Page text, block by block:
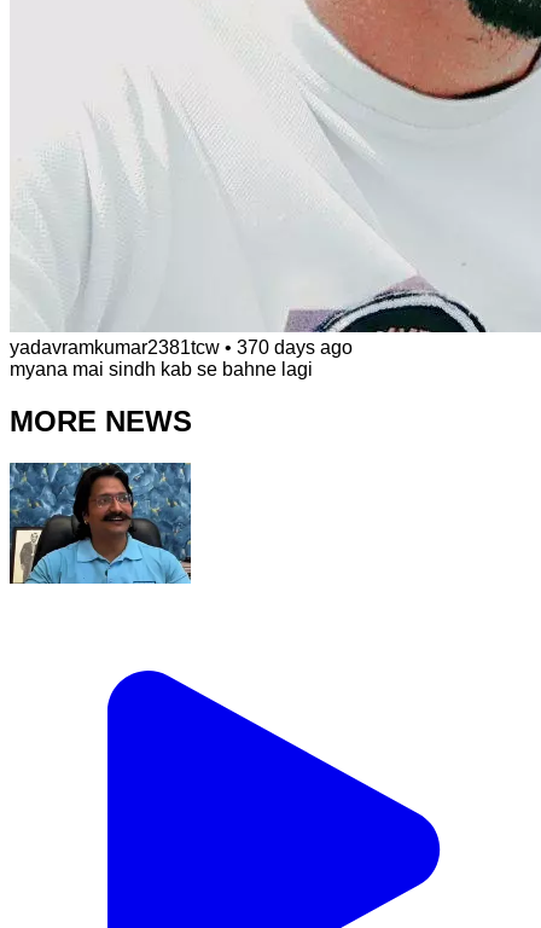
yadavramkumar2381tcw • 370 days ago
myana mai sindh kab se bahne lagi
MORE NEWS